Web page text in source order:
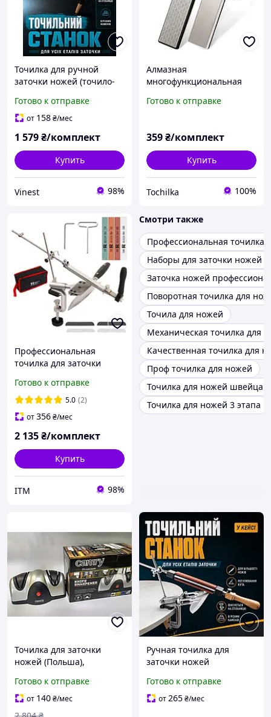
Точилка для ручной
заточки ножей (точило-
затачивания)
Готово к отправке
от 158₴/мес
1 579₴/комплект
Купить
Vinest 98%
Алмазная
многофункциональная
ножей и ножниц 400/600
Готово к отправке
359₴/комплект
Купить
Tochilka 100%
Профессиональная
точилка для заточки
PRO + 4 бруска в
комплекте
Готово к отправке
5.0 (2)
от356₴/мес
2 135₴/комплект
Купить
ITM 98%
Смотри также
Профессиональная точилка
Наборы для заточки ножей
Заточка ножей
Поворотная точилка для
Точила для ножей
Механическая точилка для
Качественная точилка для
Проф точилка для ножей
Точилка для ножей
Точилка для ножей 3 этапа
Точилка для заточки
ножей (Польша),
ножей, Хорошая заточка,
AST
Готово к отправке
от 140₴/мес
Ручная точилка для
заточки ножей
затачивания ножа)
Готово к отправке
от265₴/мес